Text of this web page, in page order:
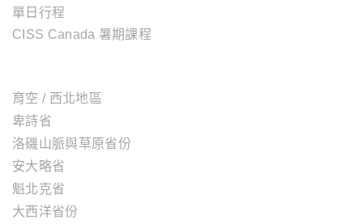
單日行程
CISS Canada 暑期課程
育空 / 西北地區
卑詩省
洛磯山脈與草原省份
安大略省
魁北克省
大西洋省份